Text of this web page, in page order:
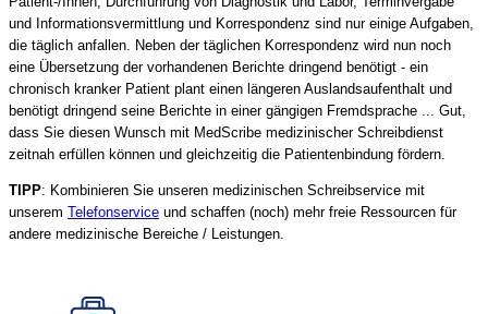
und Informationsvermittlung und Korrespondenz sind nur einige Aufgaben,
die täglich anfallen. Neben der täglichen Korrespondenz wird nun noch
eine Übersetzung der vorhandenen Berichte dringend benötigt - ein
chronisch kranker Patient plant einen längeren Auslandsaufenthalt und
benötigt dringend seine Berichte in einer gängigen Fremdsprache ... Gut,
dass Sie diesen Wunsch mit MedScribe medizinischer Schreibdienst
zeitnah erfüllen können und gleichzeitig die Patientenbindung fördern.
TIPP: Kombinieren Sie unseren medizinischen Schreibservice mit
unserem Telefonservice und schaffen (noch) mehr freie Ressourcen für
andere medizinische Bereiche / Leistungen.